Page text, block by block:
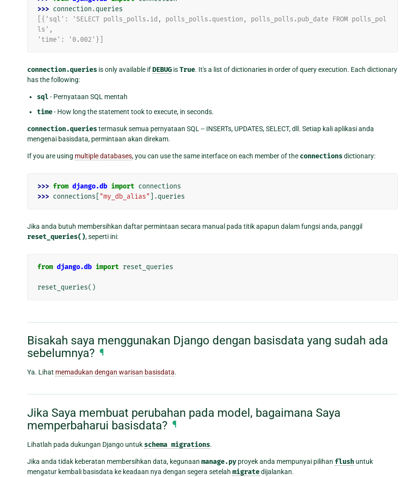
>>> connection .queries
[{'sql': 'SELECT polls_polls.id, polls_polls.question, polls_polls.pub_date FROM polls_pol
ls',
'time': '0.002'}]
connection.queries is only available ifDEBUG isTrue. It's a list of dictionaries in order of query execution. Each dictionary
has the following:
sql- Pernyataan SQL mentah
time- How long the statement took to execute, in seconds.
connection.queriestermasuk semua pernyataan SQL -- INSERTs, UPDATES, SELECT, dll. Setiap kali aplikasi anda
mengenai basisdata, permintaan akan direkam.
If you are using multiple databases, you can use the same interface on each member of the connectionsdictionary:
>>> from django.db import connections
>>> connections "my_db_alias" .queries
Jika anda butuh membersihkan daftar permintaan secara manual pada titik apapun dalam fungsi anda, panggil
reset_queries(), seperti ini:
from django.db import reset_queries
reset_queries()
Bisakah saya menggunakan Django dengan basisdata yang sudah ada
sebelumnya? ¶
Ya. Lihat memadukan dengan warisan basisdata.
Jika Saya membuat perubahan pada model, bagaimana Saya
memperbaharui basisdata? ¶
Lihatlah pada dukungan Django untuk schema migrations.
Jika anda tidak keberatan membersihkan data, kegunaan manage.py proyek anda mempunyai pilihan flush untuk
mengatur kembali basisdata ke keadaan nya dengan segera setelah migratedijalankan.